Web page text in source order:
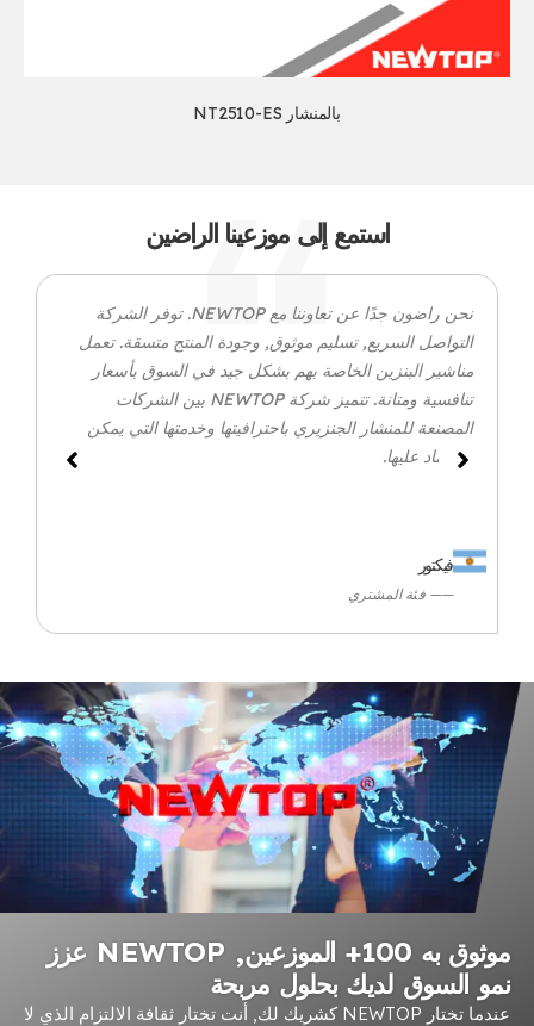
بالمنشار NT2510-ES
استمع إلى موزعينا الراضين
نحن راضون جدًا عن تعاوننا مع NEWTOP. توفر الشركة
التواصل السريع, تسليم موثوق, وجودة المنتج متسقة. تعمل
مناشير البنزين الخاصة بهم بشكل جيد في السوق بأسعار
تنافسية ومتانة. تتميز شركة NEWTOP بين الشركات
المصنعة للمنشار الجنزيري باحترافيتها وخدمتها التي يمكن
الاعتماد عليها.
فيكتور
—— فئة المشتري
موثوق به 100+ الموزعين, NEWTOP عزز
نمو السوق لديك بحلول مربحة
عندما تختار NEWTOP كشريك لك, أنت تختار ثقافة الالتزام الذي لا